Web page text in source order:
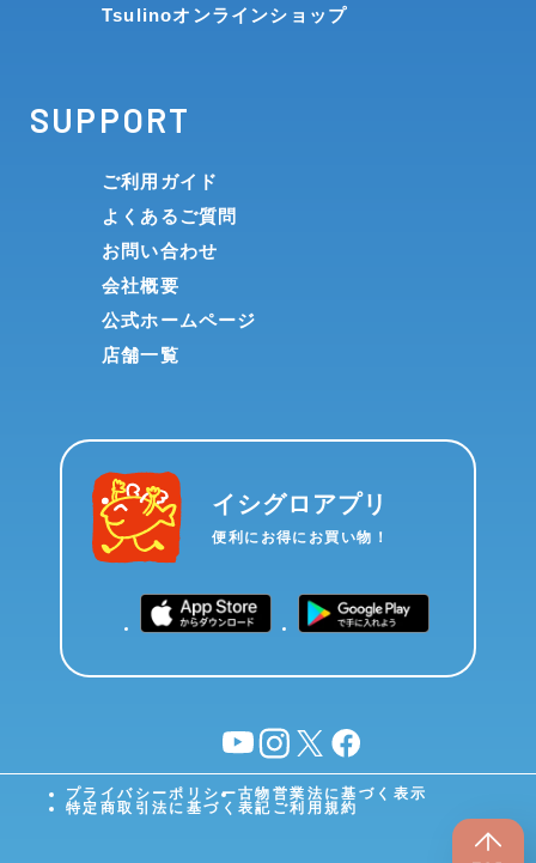
Tsulinoオンラインショップ
SUPPORT
ご利用ガイド
よくあるご質問
お問い合わせ
会社概要
公式ホームページ
店舗一覧
イシグロアプリ
便利にお得にお買い物！
YouTubeinstagram
X facebook
プライバシーポリシー古物営業法に基づく表示
特定商取引法に基づく表記 ご利用規約